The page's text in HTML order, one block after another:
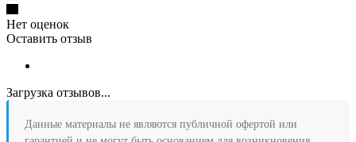
Нет оценок
Оставить отзыв
Загрузка отзывов...
Данные материалы не являются публичной офертой или